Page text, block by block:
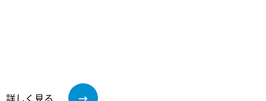
詳しく見る